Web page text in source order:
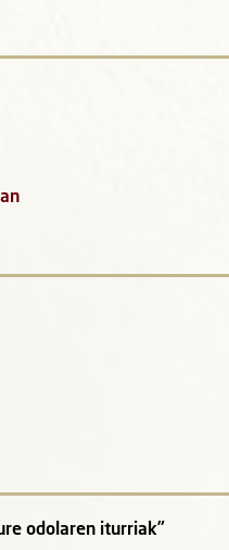
odolaren iturriak”